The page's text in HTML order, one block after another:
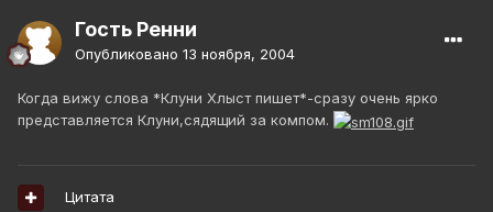
Гость Ренни
Опубликовано 13 ноября, 2004
Когда вижу слова *Клуни Хлыст пишет*-сразу очень ярко
представляется Клуни,сядящий за компом.
Цитата